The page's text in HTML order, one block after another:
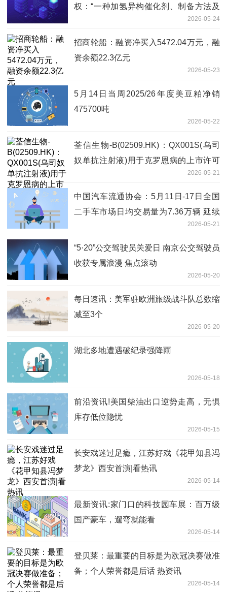
权：“一种加氢异构催化剂、制备方法及
其在生产生物柴油和生物航煤中的应用”
2026-05-24
招商轮船：融资净买入5472.04万元，融
资余额22.3亿元
2026-05-23
5月14日当周2025/26年度美豆粕净销
475700吨
2026-05-22
荃信生物-B(02509.HK)：QX001S(乌司
奴单抗注射液)用于克罗恩病的上市许可
2026-05-21
中国汽车流通协会：5月11日-17日全国
二手车市场日均交易量为7.36万辆 延续
2026-05-21
“5·20”公交驾驶员关爱日 南京公交驾驶员
收获专属浪漫 焦点滚动
2026-05-20
每日速讯：美军驻欧洲旅级战斗队总数缩
减至3个
2026-05-20
湖北多地遭遇破纪录强降雨
2026-05-18
前沿资讯!美国柴油出口逆势走高，无惧
库存低位隐忧
2026-05-15
长安戏迷过足瘾，江苏好戏《花甲知县冯
梦龙》西安首演|看热讯
2026-05-14
最新资讯:家门口的科技园车展：百万级
国产豪车，遛弯就能看
2026-05-14
登贝莱：最重要的目标是为欧冠决赛做准
备；个人荣誉都是后话 热资讯
2026-05-14